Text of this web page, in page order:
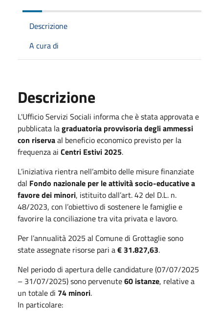
Descrizione
A cura di
Descrizione
L'Ufficio Servizi Sociali informa che è stata approvata e
pubblicata lagraduatoria provvisoria degli ammessi
con riservaal beneficio economico previsto per la
frequenza ai Centri Estivi 2025.
L’iniziativa rientra nell’ambito delle misure finanziate
dal Fondo nazionale per le attività socio-educative a
favore dei minori, istituito dall’art. 42 del D.L. n.
48/2023, con l’obiettivo di sostenere le famiglie e
favorire la conciliazione tra vita privata e lavoro.
Per l’annualità 2025 al Comune di Grottaglie sono
state assegnate risorse pari a€ 31.827,63.
Nel periodo di apertura delle candidature (07/07/2025
– 31/07/2025) sono pervenute60 istanze, relative a
un totale di 74 minori.
In particolare: